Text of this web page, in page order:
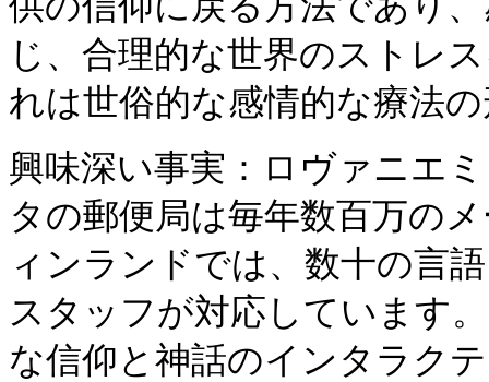
じ、合理的な世界のストレ
れは世俗的な感情的な療法
興味深い事実：ロヴァニエ
タの郵便局は毎年数百万の
ィンランドでは、数十の言
スタッフが対応しています
な信仰と神話のインタラク